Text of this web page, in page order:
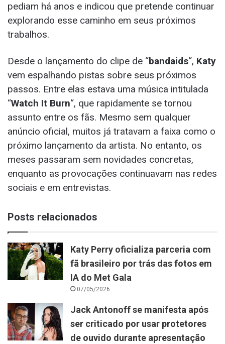
pediam há anos e indicou que pretende continuar
explorando esse caminho em seus próximos
trabalhos.
Desde o lançamento do clipe de “bandaids“, Katy
vem espalhando pistas sobre seus próximos
passos. Entre elas estava uma música intitulada
“Watch It Burn“, que rapidamente se tornou
assunto entre os fãs. Mesmo sem qualquer
anúncio oficial, muitos já tratavam a faixa como o
próximo lançamento da artista. No entanto, os
meses passaram sem novidades concretas,
enquanto as provocações continuavam nas redes
sociais e em entrevistas.
Posts relacionados
Katy Perry oficializa parceria com
fã brasileiro por trás das fotos em
IA do Met Gala
07/05/2026
Jack Antonoff se manifesta após
ser criticado por usar protetores
de ouvido durante apresentação